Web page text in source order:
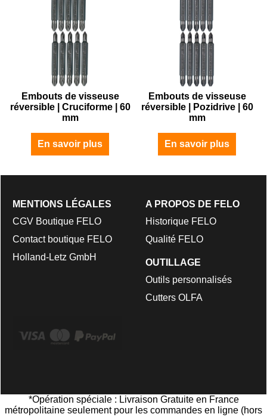
Embouts de visseuse
réversible | Cruciforme | 60
mm
En savoir plus
Embouts de visseuse
réversible | Pozidrive | 60
mm
En savoir plus
MENTIONS LÉGALES
CGV Boutique FELO
Contact boutique FELO
Holland-Letz GmbH
A PROPOS DE FELO
Historique FELO
Qualité FELO
OUTILLAGE
Outils personnalisés
Cutters OLFA
*Opération spéciale : Livraison Gratuite en France
métropolitaine seulement pour les commandes en ligne (hors